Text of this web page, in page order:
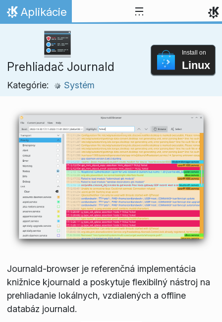
Skip to content
Domov
Aplikácie
Prehliadač Journald
Kategórie: Systém
Install on
Linux
Journald-browser je referenčná implementácia
knižnice kjournald a poskytuje flexibilný nástroj na
prehliadanie lokálnych, vzdialených a offline
databáz journald.